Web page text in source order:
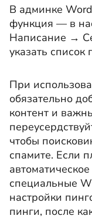
В админке
функция — в
Написание →
указать список
При
обязательно
контент и
чтобы
спамите. Если
специальные
настройки
пинги, после